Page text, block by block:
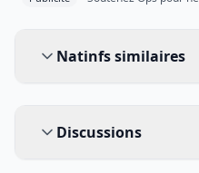
Natinfs similaires
Discussions